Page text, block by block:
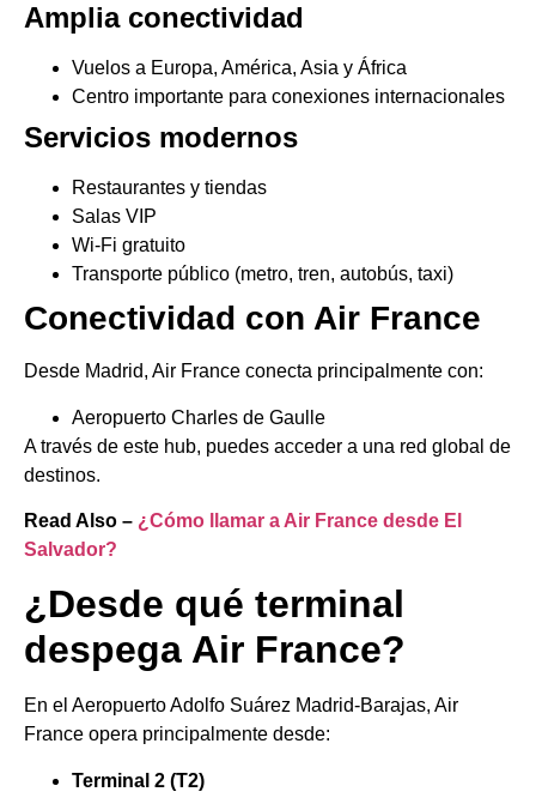
Amplia conectividad
Vuelos a Europa, América, Asia y África
Centro importante para conexiones internacionales
Servicios modernos
Restaurantes y tiendas
Salas VIP
Wi-Fi gratuito
Transporte público (metro, tren, autobús, taxi)
Conectividad con Air France
Desde Madrid, Air France conecta principalmente con:
Aeropuerto Charles de Gaulle
A través de este hub, puedes acceder a una red global de
destinos.
Read Also – ¿Cómo llamar a Air France desde El
Salvador?
¿Desde qué terminal
despega Air France?
En el Aeropuerto Adolfo Suárez Madrid-Barajas, Air
France opera principalmente desde:
Terminal 2 (T2)